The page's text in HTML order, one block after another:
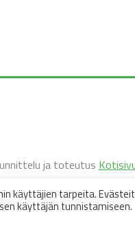
ja toteutus
käyttäjien tarpeita.
käyttäjän tunnistamiseen.